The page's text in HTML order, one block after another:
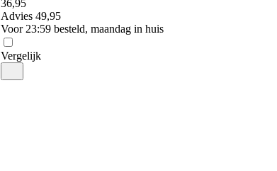
36,95
Advies 49,95
Voor 23:59 besteld, maandag in huis
Vergelijk